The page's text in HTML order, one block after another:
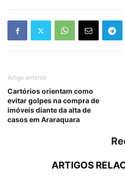
Artigo anterior
Cartórios orientam como
evitar golpes na compra de
imóveis diante da alta de
casos em Araraquara
ARTIGOS